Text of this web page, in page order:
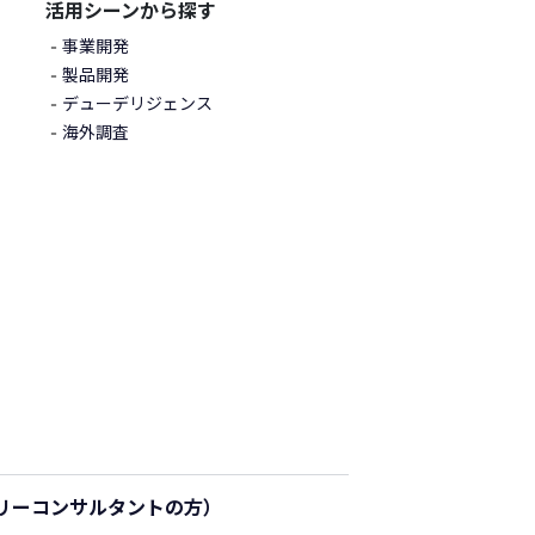
活用シーンから探す
事業開発
製品開発
デューデリジェンス
海外調査
ーコンサルタントの方）